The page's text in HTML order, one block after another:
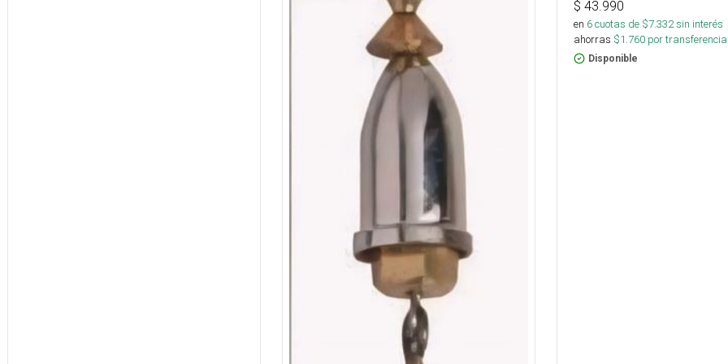
$ 43.990
en 6cuotas de $7.332sin interés
ahorras $1.760 por
Disponible